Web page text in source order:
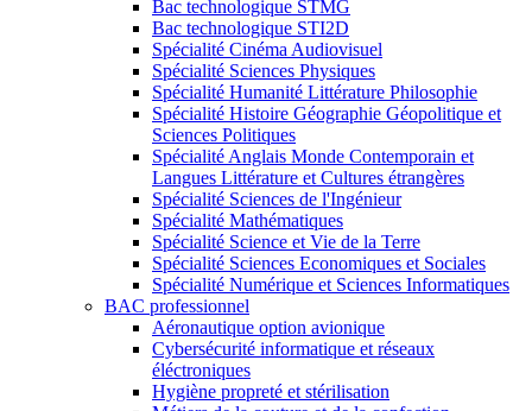
Bac technologique STMG
Bac technologique STI2D
Spécialité Cinéma Audiovisuel
Spécialité Sciences Physiques
Spécialité Humanité Littérature Philosophie
Spécialité Histoire Géographie Géopolitique et
Sciences Politiques
Spécialité Anglais Monde Contemporain et
Langues Littérature et Cultures étrangères
Spécialité Sciences de l'Ingénieur
Spécialité Mathématiques
Spécialité Science et Vie de la Terre
Spécialité Sciences Economiques et Sociales
Spécialité Numérique et Sciences Informatiques
BAC professionnel
Aéronautique option avionique
Cybersécurité informatique et réseaux
éléctroniques
Hygiène propreté et stérilisation